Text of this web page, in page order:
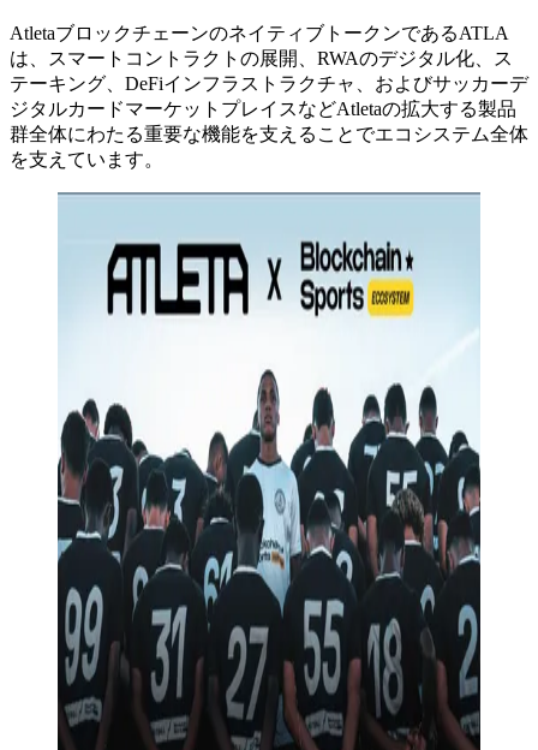
AtletaブロックチェーンのネイティブトークンであるATLA
は、スマートコントラクトの展開、RWAのデジタル化、ス
テーキング、DeFiインフラストラクチャ、およびサッカーデ
ジタルカードマーケットプレイスなどAtletaの拡大する製品
群全体にわたる重要な機能を支えることでエコシステム全体
を支えています。